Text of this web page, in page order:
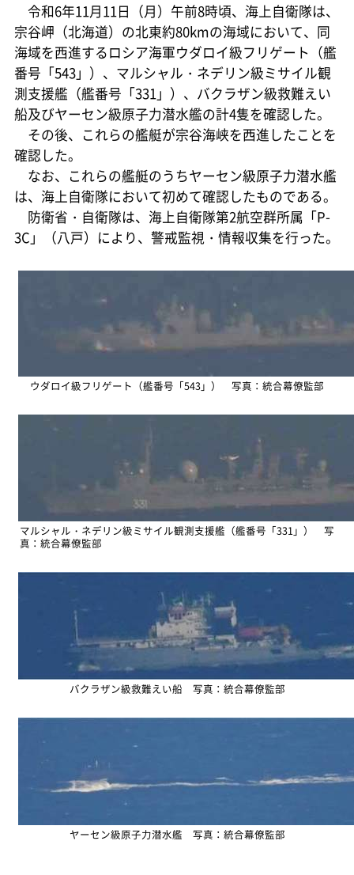
令和6年11月11日（月）午前8時頃、海上自衛隊は、
宗谷岬（北海道）の北東約80kmの海域において、同
海域を西進するロシア海軍ウダロイ級フリゲート（艦
番号「543」）、マルシャル・ネデリン級ミサイル観
測支援艦（艦番号「331」）、バクラザン級救難えい
船及びヤーセン級原子力潜水艦の計4隻を確認した。
その後、これらの艦艇が宗谷海峡を西進したことを
確認した。
なお、これらの艦艇のうちヤーセン級原子力潜水艦
は、海上自衛隊において初めて確認したものである。
防衛省・自衛隊は、海上自衛隊第2航空群所属「P-
3C」（八戸）により、警戒監視・情報収集を行った。
ウダロイ級フリゲート（艦番号「543」） 写真：統合幕僚監部
マルシャル・ネデリン級ミサイル観測支援艦（艦番号「331」） 写
真：統合幕僚監部
バクラザン級救難えい船 写真：統合幕僚監部
ヤーセン級原子力潜水艦 写真：統合幕僚監部